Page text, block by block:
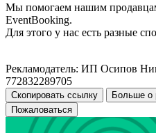
Мы помогаем нашим продавцам
EventBooking.
Для этого у нас есть разные
Рекламодатель: ИП Осипов
772832289705
Скопировать ссылку
Больше о
Пожаловаться